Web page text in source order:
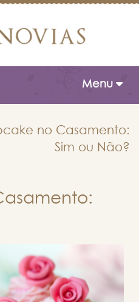
Toggle
Menu
no Casamento:
Sim ou Não?